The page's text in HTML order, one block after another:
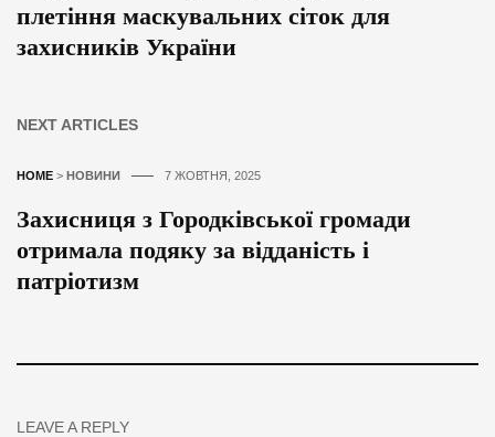
плетіння маскувальних сіток для
захисників України
NEXT ARTICLES
HOME > НОВИНИ 7 ЖОВТНЯ, 2025
Захисниця з Городківської громади
отримала подяку за відданість і
патріотизм
LEAVE A REPLY